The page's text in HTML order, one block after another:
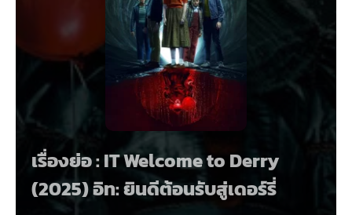
เรื่องย่อ : IT Welcome to Derry
(2025) อิท: ยินดีต้อนรับสู่เดอร์รี่